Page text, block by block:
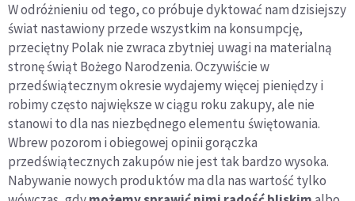
W odróżnieniu od tego, co próbuje dyktować nam dzisiejszy
świat nastawiony przede wszystkim na konsumpcję,
przeciętny Polak nie zwraca zbytniej uwagi na materialną
stronę świąt Bożego Narodzenia. Oczywiście w
przedświątecznym okresie wydajemy więcej pieniędzy i
robimy często największe w ciągu roku zakupy, ale nie
stanowi to dla nas niezbędnego elementu świętowania.
Wbrew pozorom i obiegowej opinii gorączka
przedświątecznych zakupów nie jest tak bardzo wysoka.
Nabywanie nowych produktów ma dla nas wartość tylko